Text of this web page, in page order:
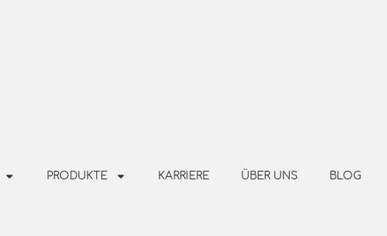
PRODUKTE KARRIERE ÜBER UNS BLOG